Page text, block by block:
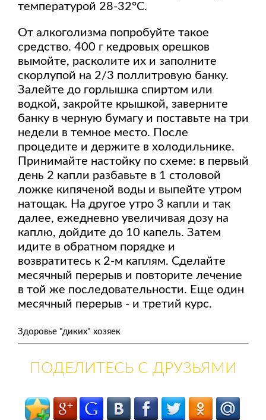
температурой 28-32°С.
От алкоголизма попробуйте такое
средство. 400 г кедровых орешков
вымойте, расколите их и заполните
скорлупой на 2/3 поллитровую банку.
Залейте до горлышка спиртом или
водкой, закройте крышкой, заверните
банку в черную бумагу и поставьте на три
недели в темное место. После
процедите и держите в холодильнике.
Принимайте настойку по схеме: в первый
день 2 капли разбавьте в 1 столовой
ложке кипяченой воды и выпейте утром
натощак. На другое утро 3 капли и так
далее, ежедневно увеличивая дозу на
каплю, дойдите до 10 капель. Затем
идите в обратном порядке и
возвратитесь к 2-м каплям. Сделайте
месячный перерыв и повторите лечение
в той же последовательности. Еще один
месячный перерыв - и третий курс.
Здоровье "диких" хозяек
ПОДЕЛИТЕСЬ С ДРУЗЬЯМИ